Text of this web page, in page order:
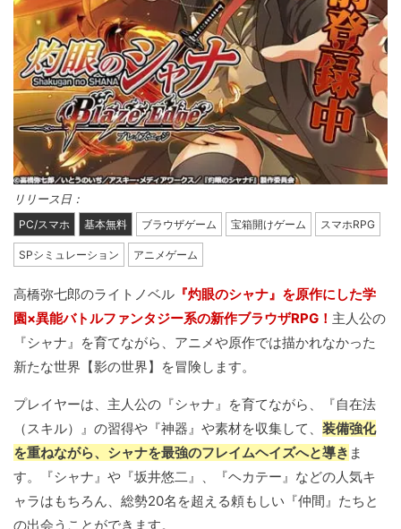
リリース日：
PC/スマホ 基本無料 ブラウザゲーム 宝箱開けゲーム スマホRPG
SPシミュレーション アニメゲーム
高橋弥七郎のライトノベル 『灼眼のシャナ』を原作にした学
園×異能バトルファンタジー系の新作ブラウザRPG！ 主人公の
『シャナ』を育てながら、アニメや原作では描かれなかった
新たな世界【影の世界】を冒険します。
プレイヤーは、主人公の『シャナ』を育てながら、『自在法
（スキル）』の習得や『神器』や素材を収集して、 装備強化
を重ねながら、シャナを最強のフレイムヘイズへと導き ま
す。『シャナ』や『坂井悠二』、『ヘカテー』などの人気キ
ャラはもちろん、総勢20名を超える頼もしい『仲間』たちと
の出会うことができます。